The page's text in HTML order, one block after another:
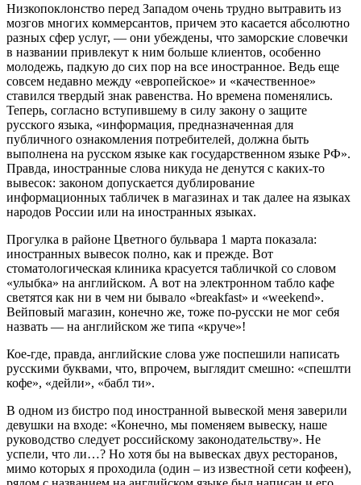
Низкопоклонство перед Западом очень трудно вытравить из
мозгов многих коммерсантов, причем это касается абсолютно
разных сфер услуг, — они убеждены, что заморские словечки
в названии привлекут к ним больше клиентов, особенно
молодежь, падкую до сих пор на все иностранное. Ведь еще
совсем недавно между «европейское» и «качественное»
ставился твердый знак равенства. Но времена поменялись.
Теперь, согласно вступившему в силу закону о защите
русского языка, «информация, предназначенная для
публичного ознакомления потребителей, должна быть
выполнена на русском языке как государственном языке РФ».
Правда, иностранные слова никуда не денутся с каких-то
вывесок: законом допускается дублирование
информационных табличек в магазинах и так далее на языках
народов России или на иностранных языках.
Прогулка в районе Цветного бульвара 1 марта показала:
иностранных вывесок полно, как и прежде. Вот
стоматологическая клиника красуется табличкой со словом
«улыбка» на английском. А вот на электронном табло кафе
светятся как ни в чем ни бывало «breakfast» и «weekend».
Вейповый магазин, конечно же, тоже по-русски не мог себя
назвать — на английском же типа «круче»!
Кое-где, правда, английские слова уже поспешили написать
русскими буквами, что, впрочем, выглядит смешно: «спешлти
кофе», «дейли», «бабл ти».
В одном из бистро под иностранной вывеской меня заверили
девушки на входе: «Конечно, мы поменяем вывеску, наше
руководство следует российскому законодательству». Не
успели, что ли…? Но хотя бы на вывесках двух ресторанов,
мимо которых я проходила (один – из известной сети кофеен),